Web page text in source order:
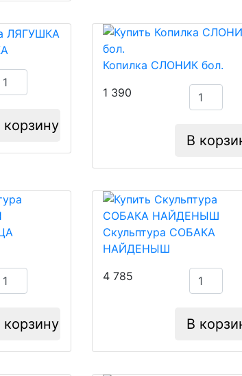
корзину
Копилка СЛОНИК бол.
1 390
В
корзину
Скульптура СОБАКА
НАЙДЕНЫШ
4 785
В